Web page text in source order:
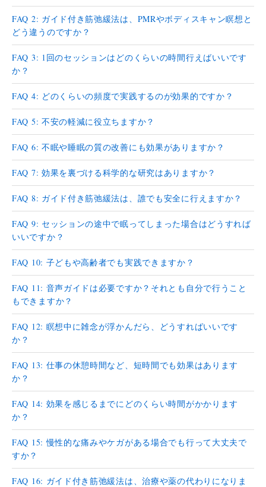
FAQ 2: ガイド付き筋弛緩法は、PMRやボディスキャン瞑想と
どう違うのですか？
FAQ 3: 1回のセッションはどのくらいの時間行えばいいです
か？
FAQ 4: どのくらいの頻度で実践するのが効果的ですか？
FAQ 5: 不安の軽減に役立ちますか？
FAQ 6: 不眠や睡眠の質の改善にも効果がありますか？
FAQ 7: 効果を裏づける科学的な研究はありますか？
FAQ 8: ガイド付き筋弛緩法は、誰でも安全に行えますか？
FAQ 9: セッションの途中で眠ってしまった場合はどうすれば
いいですか？
FAQ 10: 子どもや高齢者でも実践できますか？
FAQ 11: 音声ガイドは必要ですか？それとも自分で行うこと
もできますか？
FAQ 12: 瞑想中に雑念が浮かんだら、どうすればいいです
か？
FAQ 13: 仕事の休憩時間など、短時間でも効果はあります
か？
FAQ 14: 効果を感じるまでにどのくらい時間がかかります
か？
FAQ 15: 慢性的な痛みやケガがある場合でも行って大丈夫で
すか？
FAQ 16: ガイド付き筋弛緩法は、治療や薬の代わりになりま